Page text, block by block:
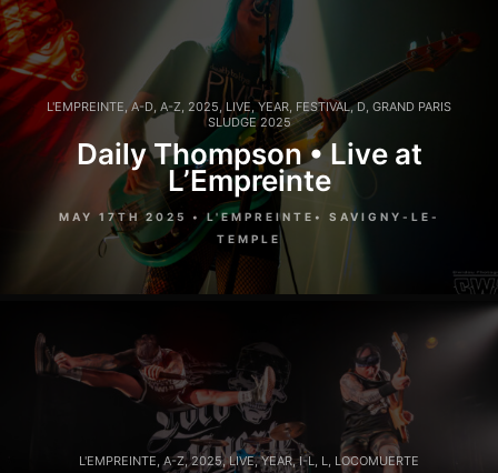
L'EMPREINTE,A-D, A-Z, 2025,LIVE,YEAR, FESTIVAL,D, GRAND PARIS
SLUDGE 2025
Daily Thompson • Live at
L’Empreinte
MAY 17TH 2025 • L'EMPREINTE• SAVIGNY-LE-
TEMPLE
L'EMPREINTE,A-Z,2025,LIVE,YEAR,I-L, L, LOCOMUERTE